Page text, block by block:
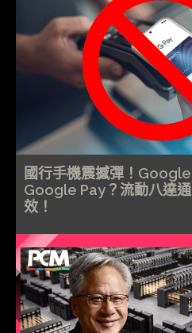
國行手機震撼彈！
Google Pay？流動八達
效！